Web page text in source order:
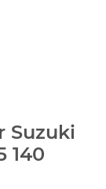
Suzuki
140